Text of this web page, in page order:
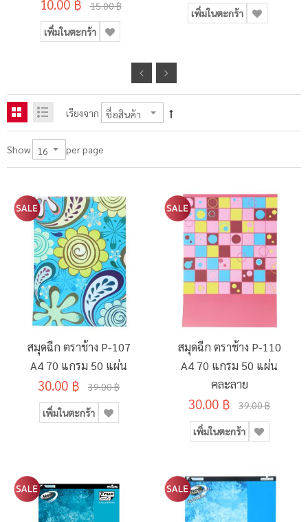
10.00 ฿ 15.00 ฿
เพิ่มในตะกร้า
เพิ่มในตะกร้า
เรียงจาก
Show per page
สมุดฉีก ตราช้าง P-107
A4 70 แกรม 50 แผ่น
30.00 ฿ 39.00 ฿
เพิ่มในตะกร้า
สมุดฉีก ตราช้าง P-110
A4 70 แกรม 50 แผ่น
คละลาย
30.00 ฿ 39.00 ฿
เพิ่มในตะกร้า